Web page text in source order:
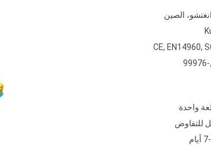
الصين
CE, EN14960,
واحدة
للتفاوض